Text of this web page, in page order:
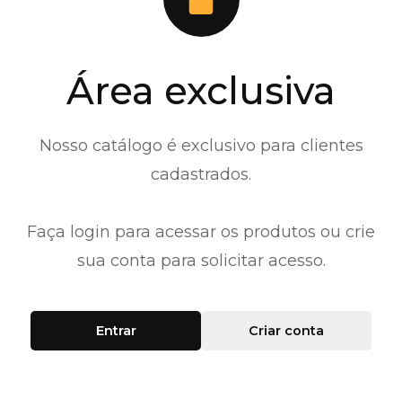
Área exclusiva
Nosso catálogo é exclusivo para clientes
cadastrados.
Faça login para acessar os produtos ou crie
sua conta para solicitar acesso.
Entrar Criar conta